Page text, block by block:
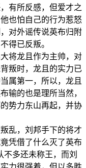
有所反感，但爱才之
也怕自己的行为惹怒
对外谣传说英布归附
得已反叛。
将龙且作为主帅，对
叛时，龙且的实力已
属第一，所以，龙且
输的也是理所当然，
势力东山再起，并协
乱，刘邦手下的将才
凭借了什么灭了英布
不多还未称王，而刘